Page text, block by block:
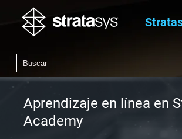
Aprendizaje en línea en
Academy